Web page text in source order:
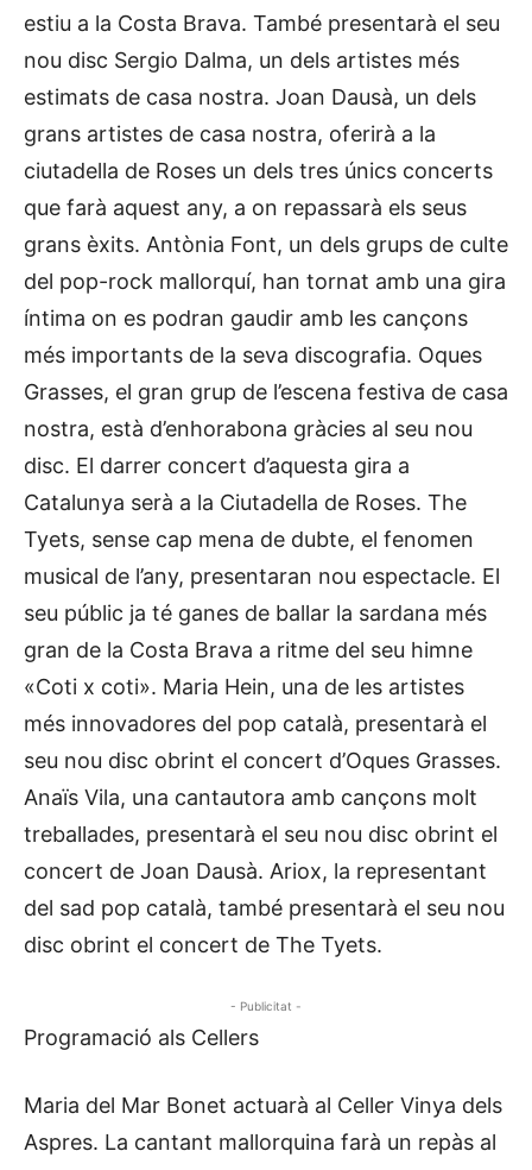
estiu a la Costa Brava. També presentarà el seu
nou disc Sergio Dalma, un dels artistes més
estimats de casa nostra. Joan Dausà, un dels
grans artistes de casa nostra, oferirà a la
ciutadella de Roses un dels tres únics concerts
que farà aquest any, a on repassarà els seus
grans èxits. Antònia Font, un dels grups de culte
del pop-rock mallorquí, han tornat amb una gira
íntima on es podran gaudir amb les cançons
més importants de la seva discografia. Oques
Grasses, el gran grup de l’escena festiva de casa
nostra, està d’enhorabona gràcies al seu nou
disc. El darrer concert d’aquesta gira a
Catalunya serà a la Ciutadella de Roses. The
Tyets, sense cap mena de dubte, el fenomen
musical de l’any, presentaran nou espectacle. El
seu públic ja té ganes de ballar la sardana més
gran de la Costa Brava a ritme del seu himne
«Coti x coti». Maria Hein, una de les artistes
més innovadores del pop català, presentarà el
seu nou disc obrint el concert d’Oques Grasses.
Anaïs Vila, una cantautora amb cançons molt
treballades, presentarà el seu nou disc obrint el
concert de Joan Dausà. Ariox, la representant
del sad pop català, també presentarà el seu nou
disc obrint el concert de The Tyets.
- Publicitat -
Programació als Cellers
Maria del Mar Bonet actuarà al Celler Vinya dels
Aspres. La cantant mallorquina farà un repàs al